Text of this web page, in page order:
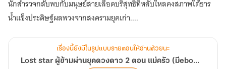
(มีebook)
นักสำรวจกลับพบกับมนุษย์สายเลือดบริสุทธิ์ที่หลับใหลคงสภาพใต้ธาร
น้ำแข็งประดิษฐ์ผลพวงจากสงครามยุคเก่า....
เรื่องนี้ยังมีในรูปแบบรายตอนให้อ่านด้วยนะ
Lost star ผู้ข้ามผ่านยุคดวงดาว 2 ตอน แม่ครัว (มีebook)